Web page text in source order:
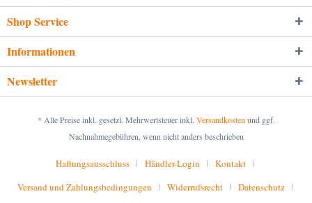
Shop Service
Informationen
Newsletter
* Alle Preise inkl. gesetzl. Mehrwertsteuer inkl. Versandkostenund ggf.
Nachnahmegebühren, wenn nicht anders beschrieben
Haftungsausschluss Händler-Login
Kontakt
Versand und Zahlungsbedingungen
Widerrufsrecht Datenschutz